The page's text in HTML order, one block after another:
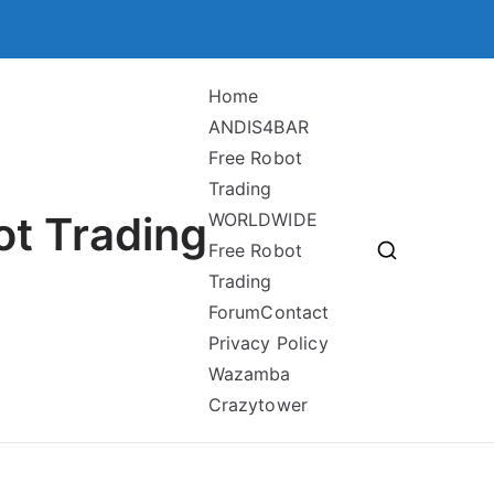
Trading
Home
ANDIS4BAR
Free Robot
Trading
WORLDWIDE
Free Robot
Trading
ForumContact
Privacy Policy
Wazamba
Crazytower